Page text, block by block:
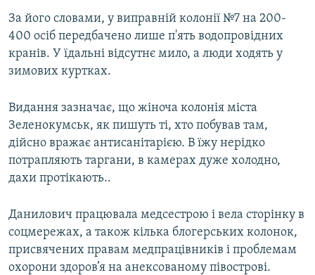
УКРАЇНСЬКА ПРОБЛЕМА КРИМУ
ІНФОГРАФІКА
Qırımtatar
ДОЛУЧАЙСЯ!
За його словами, у виправній колонії №7 на 200-
400 осіб передбачено лише п'ять водопровідних
кранів. У їдальні відсутнє мило, а люди ходять у
зимових куртках.
Видання зазначає, що жіноча колонія міста
Зеленокумськ, як пишуть ті, хто побував там,
дійсно вражає антисанітарією. В їжу нерідко
потрапляють таргани, в камерах дуже холодно,
дахи протікають..
Данилович працювала медсестрою і вела сторінку в
соцмережах, а також кілька блогерських колонок,
присвячених правам медпрацівників і проблемам
охорони здоров’я на анексованому півострові.